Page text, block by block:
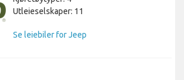
Utleieselskaper: 11
Se leiebiler for Jeep